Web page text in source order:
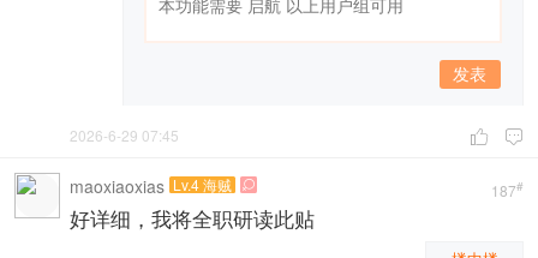
发表
 
2026-6-29 07:45
187#
maoxiaoxias Lv.4 海贼 
好详细，我将全职研读此贴